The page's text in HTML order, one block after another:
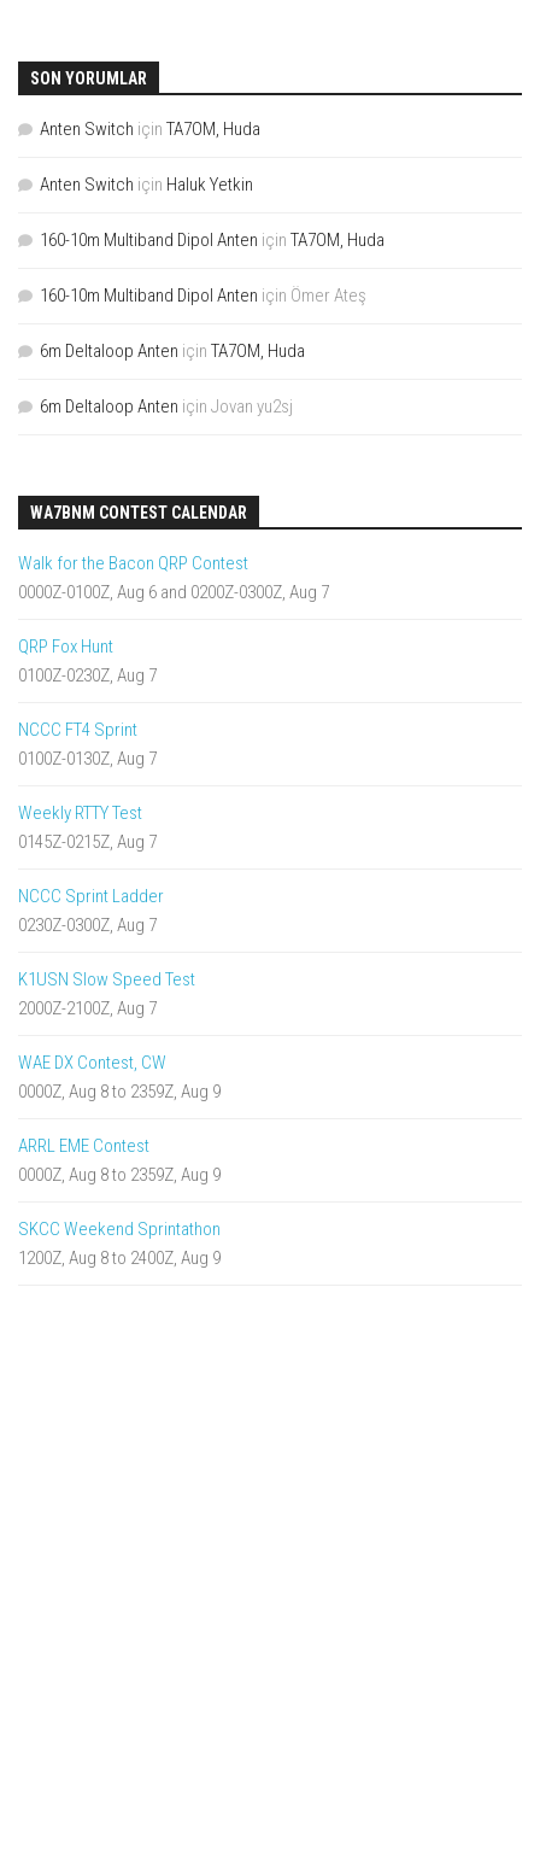
SON YORUMLAR
Anten Switch için TA7OM, Huda
Anten Switch için Haluk Yetkin
160-10m Multiband Dipol Anten için TA7OM, Huda
160-10m Multiband Dipol Anten için Ömer Ateş
6m Deltaloop Anten için TA7OM, Huda
6m Deltaloop Anten için Jovan yu2sj
WA7BNM CONTEST CALENDAR
Walk for the Bacon QRP Contest
0000Z-0100Z, Aug 6 and 0200Z-0300Z, Aug 7
QRP Fox Hunt
0100Z-0230Z, Aug 7
NCCC FT4 Sprint
0100Z-0130Z, Aug 7
Weekly RTTY Test
0145Z-0215Z, Aug 7
NCCC Sprint Ladder
0230Z-0300Z, Aug 7
K1USN Slow Speed Test
2000Z-2100Z, Aug 7
WAE DX Contest, CW
0000Z, Aug 8 to 2359Z, Aug 9
ARRL EME Contest
0000Z, Aug 8 to 2359Z, Aug 9
SKCC Weekend Sprintathon
1200Z, Aug 8 to 2400Z, Aug 9